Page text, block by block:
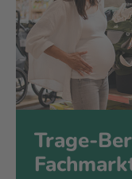
Trage-